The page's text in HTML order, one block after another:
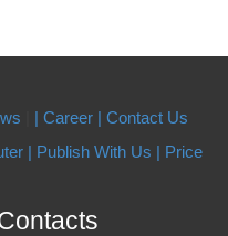
| Career | Contact Us
| Publish With Us | Price